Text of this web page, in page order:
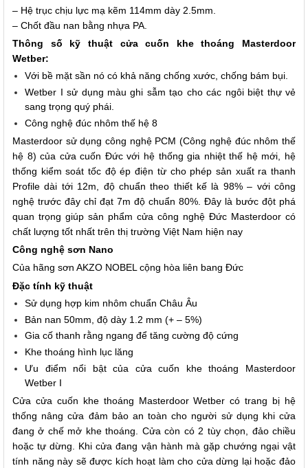
– Hệ trục chịu lực mạ kẽm 114mm dày 2.5mm.
– Chốt đầu nan bằng nhựa PA.
Thông số kỹ thuật cửa cuốn khe thoáng Masterdoor
Wetber:
Với bề mặt sần nó có khả năng chống xước, chống bám bụi.
Wetber I sử dụng màu ghi sẫm tạo cho các ngôi biệt thự vẻ
sang trọng quý phái.
Công nghệ đúc nhôm thế hệ 8
Masterdoor sử dụng công nghệ PCM (Công nghệ đúc nhôm thế
hệ 8) của cửa cuốn Đức với hệ thống gia nhiệt thế hệ mới, hệ
thống kiểm soát tốc độ ép điện từ cho phép sản xuất ra thanh
Profile dài tới 12m, độ chuẩn theo thiết kế là 98% – với công
nghệ trước đây chỉ đạt 7m độ chuẩn 80%. Đây là bước đột phá
quan trọng giúp sản phẩm cửa công nghệ Đức Masterdoor có
chất lượng tốt nhất trên thị trường Việt Nam hiện nay
Công nghệ sơn Nano
Của hãng sơn AKZO NOBEL cộng hòa liên bang Đức
Đặc tính kỹ thuật
Sử dụng hợp kim nhôm chuẩn Châu Âu
Bản nan 50mm, độ dày 1.2 mm (+ – 5%)
Gia cố thanh rằng ngang để tăng cường độ cứng
Khe thoáng hình lục lăng
Ưu điểm nổi bật của cửa cuốn khe thoáng Masterdoor
Wetber I
Cửa cửa cuốn khe thoáng Masterdoor Wetber có trang bị hệ
thống nâng cửa đảm bảo an toàn cho người sử dụng khi cửa
đang ở chế mở khe thoáng. Cửa còn có 2 tùy chọn, đảo chiều
hoặc tự dừng. Khi cửa đang vận hành mà gặp chướng ngại vật
tính năng này sẽ được kích hoạt làm cho cửa dừng lại hoặc đảo